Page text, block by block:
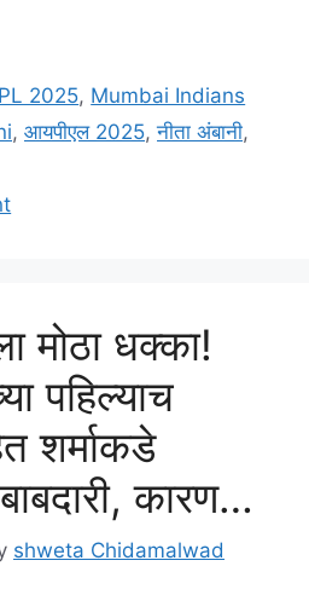
2025, Mumbai Indians
, आयपीएल 2025,नीता अंबानी,
मोठा धक्का!
पहिल्याच
शर्माकडे
कारण…
shweta Chidamalwad